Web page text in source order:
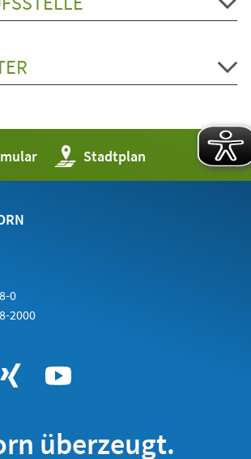
Stadtplan
(Öffnet
in
einem
0
2000
überzeugt.